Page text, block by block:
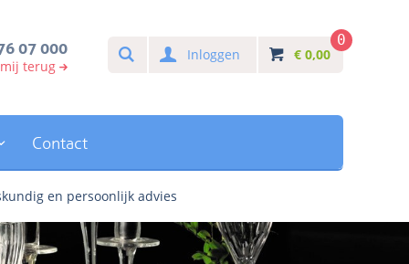
07 000
terug
SearchInloggen € 0,00
0
Contact
en persoonlijk advies